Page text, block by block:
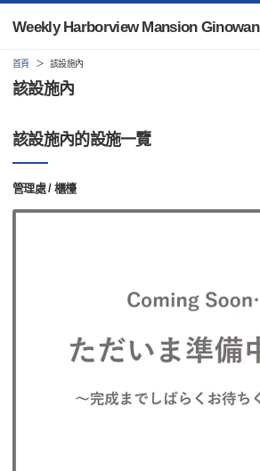
Weekly Harborview Mansion Ginowan
首頁 該設施內
該設施內
該設施內的設施一覽
管理處 / 櫃檯